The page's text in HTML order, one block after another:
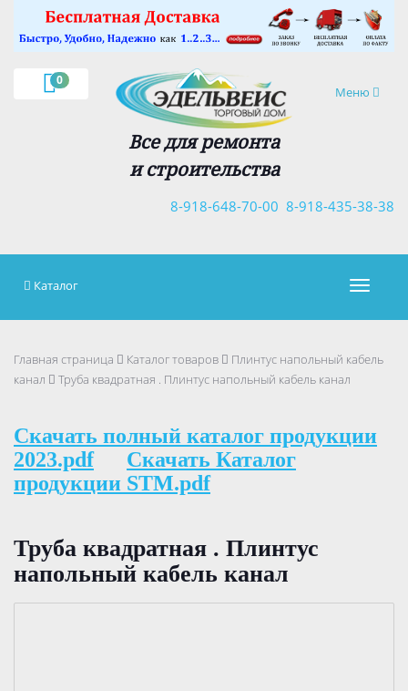
0
Навигация
Меню
Все для ремонта
и строительства
8-918-435-38-38
8-918-648-70-00
×
Каталог
Главная страница Каталог товаров
Плинтус напольный кабель
канал
Труба квадратная . Плинтус напольный кабель канал
Скачать полный каталог продукции
2023.pdf
Скачать Каталог
продукции STM.pdf
Труба квадратная . Плинтус
напольный кабель канал